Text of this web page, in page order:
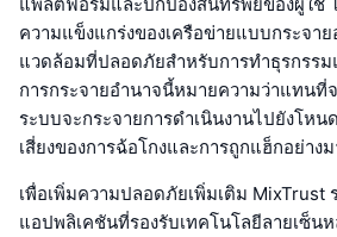
ความแข็งแกร่งของเครือข่ายแบบกระจา
แวดล้อมที่ปลอดภัยสำหรับการทำธุรกรร
การกระจายอำนาจนี้หมายความว่าแทนที่
ระบบจะกระจายการดำเนินงานไปยังโห
เสี่ยงของการฉ้อโกงและการถูกแฮ็กอย่าง
เพื่อเพิ่มความปลอดภัยเพิ่มเติม MixTrust
แอปพลิเคชันที่รองรับเทคโนโลยีลายเซ็น